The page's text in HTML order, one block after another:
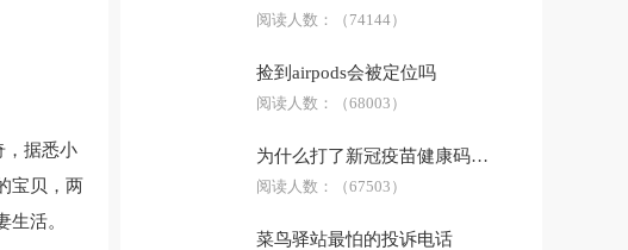
，据悉小
宝贝，两
活。
科普答疑
阅读人数： （74144）
捡到airpods会被定位吗
阅读人数： （68003）
为什么打了新冠疫苗健康码没有显示
阅读人数： （67503）
菜鸟驿站最怕的投诉电话